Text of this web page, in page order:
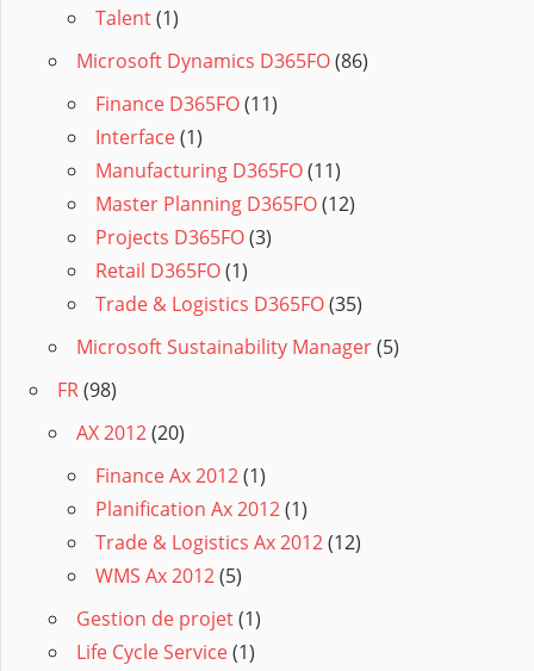
Talent(1)
Microsoft Dynamics D365FO(86)
Finance D365FO(11)
Interface(1)
Manufacturing D365FO(11)
Master Planning D365FO(12)
Projects D365FO(3)
Retail D365FO(1)
Trade & Logistics D365FO(35)
Microsoft Sustainability Manager(5)
FR(98)
AX 2012(20)
Finance Ax 2012(1)
Planification Ax 2012(1)
Trade & Logistics Ax 2012(12)
WMS Ax 2012(5)
Gestion de projet(1)
Life Cycle Service(1)